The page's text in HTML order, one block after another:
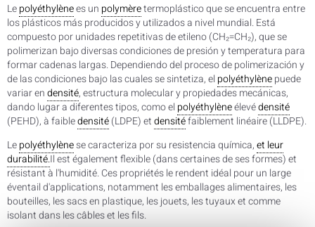
Lepolyéthylènees un polymèretermoplástico que se encuentra entre
los plásticos más producidos y utilizados a nivel mundial. Está
compuesto por unidades repetitivas de etileno (CH₂=CH₂), que se
polimerizan bajo diversas condiciones de presión y temperatura para
formar cadenas largas. Dependiendo del proceso de polimerización y
de las condiciones bajo las cuales se sintetiza, el polyéthylènepuede
variar endensité, estructura molecular y propiedades mecánicas,
dando lugar a diferentes tipos, como el polyéthylèneélevédensité
(PEHD), à faibledensité(LDPE) etdensitéfaiblement linéaire (LLDPE).
Lepolyéthylènese caracteriza por su resistencia química,et leur
durabilité.Il est également flexible (dans certaines de ses formes) et
résistant à l'humidité. Ces propriétés le rendent idéal pour un large
éventail d'applications, notamment les emballages alimentaires, les
bouteilles, les sacs en plastique, les jouets, les tuyaux et comme
isolant dans les câbles et les fils.